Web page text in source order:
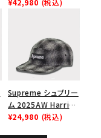
Supreme シュプリー
ム 2025AW Harris
Tweed Camp Cap
¥24,980 (税込)